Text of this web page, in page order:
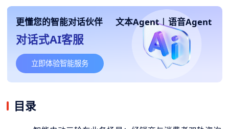
更懂您的智能对话伙伴 文本Agent | 语音Agent
对话式AI客服
立即体验智能服务
目录